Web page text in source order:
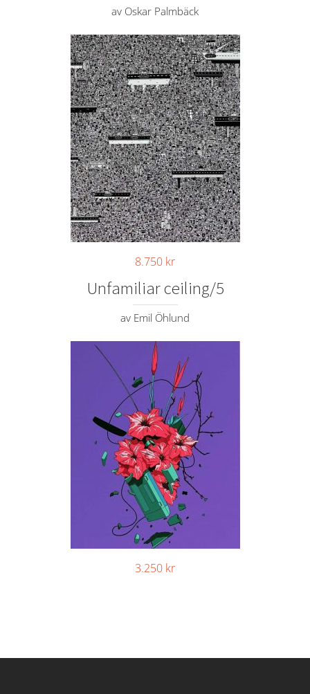
av Oskar Palmbäck
8.750 kr
Unfamiliar ceiling/5
av Emil Öhlund
3.250 kr